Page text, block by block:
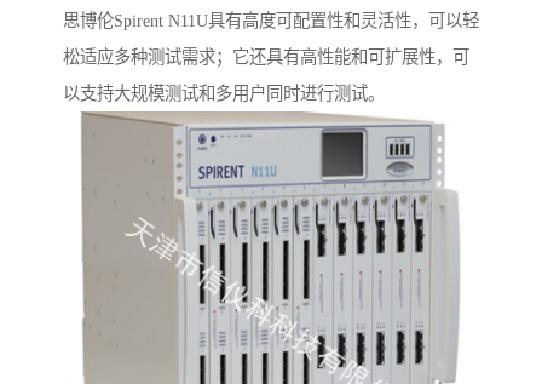
思博伦Spirent N11U具有高度可配置性和灵活性，可以轻
松适应多种测试需求；它还具有高性能和可扩展性，可
以支持大规模测试和多用户同时进行测试。